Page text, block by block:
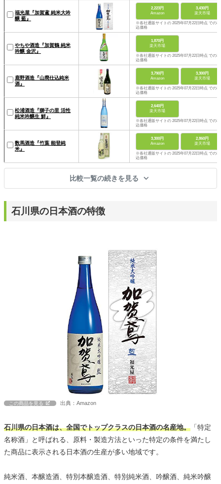
福光屋『加賀鳶 純米大吟
醸 藍』
2,223円
Amazon
3,430円
楽天市場
※各社通販サイトの 2025年07月22日時点 での税
込価格
やちや酒造『加賀鶴 純米
吟醸 金沢』
1,870円
楽天市場
※各社通販サイトの 2025年07月22日時点 での税
込価格
鹿野酒造『山廃仕込純米
酒』
3,790円
Amazon
3,300円
楽天市場
※各社通販サイトの 2025年07月22日時点 での税
込価格
松浦酒造『獅子の里 活性
純米吟醸生 鮮』
2,640円
楽天市場
※各社通販サイトの 2025年07月22日時点 での税
込価格
数馬酒造『竹葉 能登純
米』
3,300円
Amazon
2,860円
楽天市場
※各社通販サイトの 2025年07月22日時点 での税
込価格
比較一覧の続きを見る
石川県の日本酒の特徴
この商品を見る 出典：Amazon
石川県の日本酒は、全国でトップクラスの日本酒の名産地。 「特定
名称酒」と呼ばれる、原料・製造方法といった特定の条件を満たし
た商品に表示される日本酒の生産が多い地域です。
純米酒、本醸造酒、特別本醸造酒、特別純米酒、吟醸酒、純米吟醸